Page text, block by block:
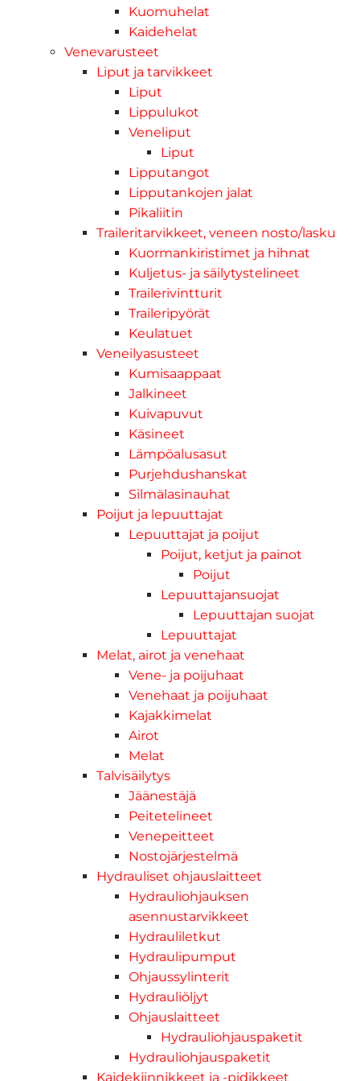
Kuomuhelat
Kaidehelat
Venevarusteet
Liput ja tarvikkeet
Liput
Lippulukot
Veneliput
Liput
Lipputangot
Lipputankojen jalat
Pikaliitin
Traileritarvikkeet, veneen nosto/lasku
Kuormankiristimet ja hihnat
Kuljetus- ja säilytystelineet
Trailerivintturit
Traileripyörät
Keulatuet
Veneilyasusteet
Kumisaappaat
Jalkineet
Kuivapuvut
Käsineet
Lämpöalusasut
Purjehdushanskat
Silmälasinauhat
Poijut ja lepuuttajat
Lepuuttajat ja poijut
Poijut, ketjut ja painot
Poijut
Lepuuttajansuojat
Lepuuttajan suojat
Lepuuttajat
Melat, airot ja venehaat
Vene- ja poijuhaat
Venehaat ja poijuhaat
Kajakkimelat
Airot
Melat
Talvisäilytys
Jäänestäjä
Peitetelineet
Venepeitteet
Nostojärjestelmä
Hydrauliset ohjauslaitteet
Hydrauliohjauksen
asennustarvikkeet
Hydrauliletkut
Hydraulipumput
Ohjaussylinterit
Hydrauliöljyt
Ohjauslaitteet
Hydrauliohjauspaketit
Hydrauliohjauspaketit
Kaidekiinnikkeet ja -pidikkeet